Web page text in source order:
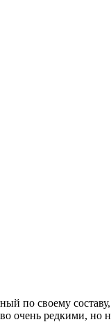
своему
очень редкими,